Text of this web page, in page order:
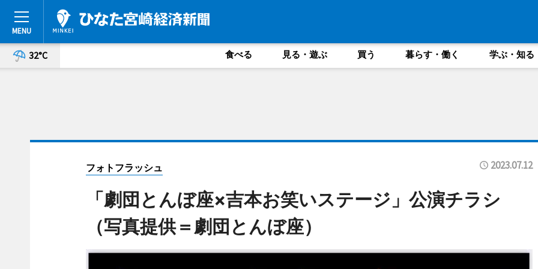
32°C 食べる 見る・遊ぶ 買う 暮らす・働く 学ぶ・知る
フォトフラッシュ 2023.07.12
「劇団とんぼ座×吉本お笑いステージ」公演チラシ
（写真提供＝劇団とんぼ座）